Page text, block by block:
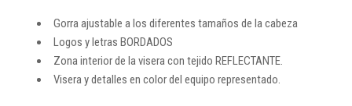
Gorra ajustable a los diferentes tamaños de la cabeza
Logos y letras BORDADOS
Zona interior de la visera con tejido REFLECTANTE.
Visera y detalles en color del equipo representado.